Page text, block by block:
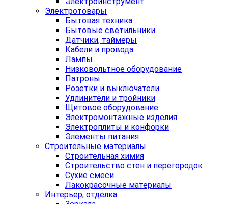
Электротовары
Бытовая техника
Бытовые светильники
Датчики, таймеры
Кабели и провода
Лампы
Низковольтное оборудование
Патроны
Розетки и выключатели
Удлинители и тройники
Щитовое оборудование
Электромонтажные изделия
Электроплиты и конфорки
Элементы питания
Строительные материалы
Строительная химия
Строительство стен и перегородок
Сухие смеси
Лакокрасочные материалы
Интерьер, отделка